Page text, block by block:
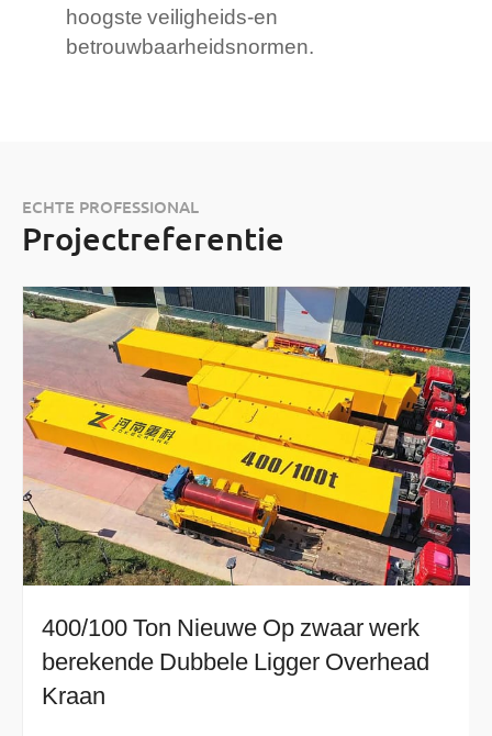
hoogste veiligheids-en
betrouwbaarheidsnormen.
ECHTE PROFESSIONAL
Projectreferentie
400/100 Ton Nieuwe Op zwaar werk
berekende Dubbele Ligger Overhead
Kraan